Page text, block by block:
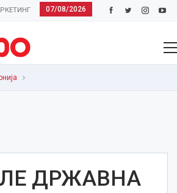
07/08/2026
ДРЖАВНА